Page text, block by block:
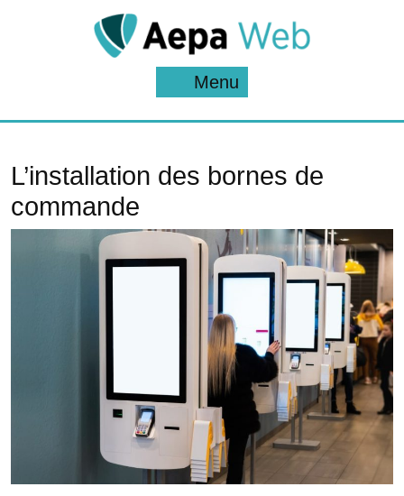
Menu
L’installation des bornes de
commande